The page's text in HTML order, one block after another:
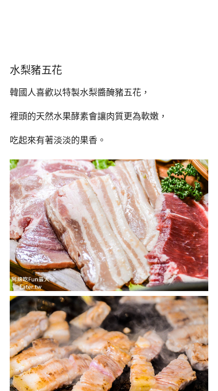
水梨豬五花
韓國人喜歡以特製水梨醬醃豬五花，
裡頭的天然水果酵素會讓肉質更為軟嫩，
吃起來有著淡淡的果香。